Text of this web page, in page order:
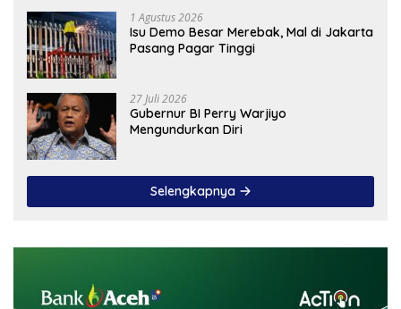
1 Agustus 2026
Isu Demo Besar Merebak, Mal di Jakarta
Pasang Pagar Tinggi
27 Juli 2026
Gubernur BI Perry Warjiyo
Mengundurkan Diri
Selengkapnya